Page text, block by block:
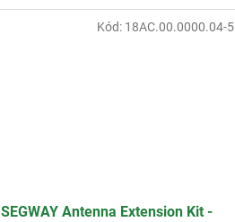
dostupnosti z 30 % na 35 %,...
SEGWAY Antenna Extension Kit -
Kód: 18AC.00.0000.04-5